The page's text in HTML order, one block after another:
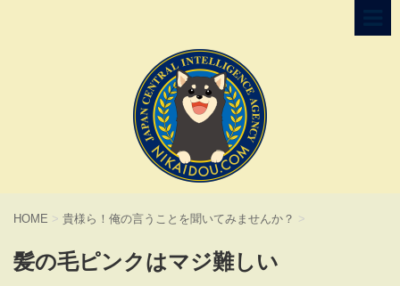
HOME > 貴様ら！俺の言うことを聞いてみませんか？ >
髪の毛ピンクはマジ難しい